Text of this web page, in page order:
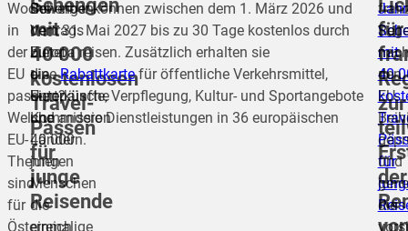
Woche
in
der
EU
passiert?
Welche
EU-
Themen
sind
für
Österreich
mit
40 000
kostenlosen
Travel-
Pässen
für
junge
Reisende
Schengen-
Vertrags
bietet
die
Europäische
Kommission
40 000
jungen
Menschen
die
einmalige
Bewerber können zwischen dem 1. März 2026 und
dem 31. Mai 2027 bis zu 30 Tage kostenlos durch
Europa reisen. Zusätzlich erhalten sie
eineRabattkartefür öffentliche Verkehrsmittel,
Unterkünfte, Verpflegung, Kultur- und Sportangebote
und andere Dienstleistungen in 36 europäischen
Ländern.
mit
40
für
für
zur
der
den
EU-
und
die